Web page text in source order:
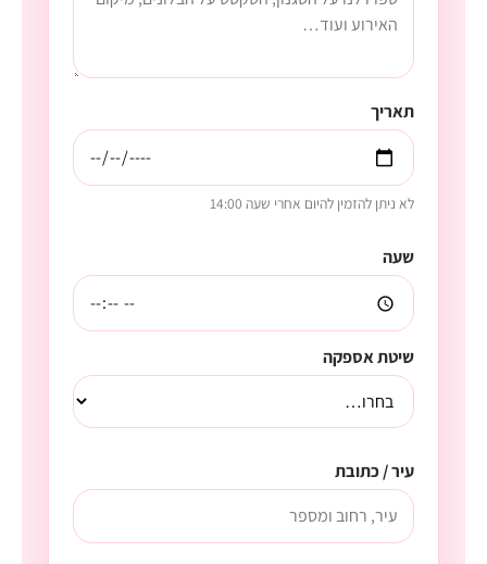
תאריך
לא ניתן להזמין להיום אחרי שעה 14:00
שעה
שיטת אספקה
עיר / כתובת